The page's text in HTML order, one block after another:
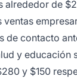
alrededor de
de contacto
y educación
y $150